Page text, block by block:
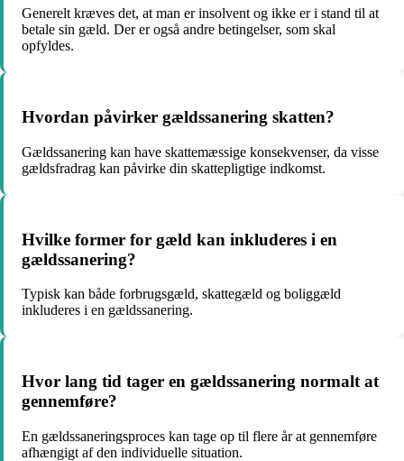
Generelt kræves det, at man er insolvent og ikke er i stand til at
betale sin gæld. Der er også andre betingelser, som skal
opfyldes.
Hvordan påvirker gældssanering skatten?
Gældssanering kan have skattemæssige konsekvenser, da visse
gældsfradrag kan påvirke din skattepligtige indkomst.
Hvilke former for gæld kan inkluderes i en
gældssanering?
Typisk kan både forbrugsgæld, skattegæld og boliggæld
inkluderes i en gældssanering.
Hvor lang tid tager en gældssanering normalt at
gennemføre?
En gældssaneringsproces kan tage op til flere år at gennemføre
afhængigt af den individuelle situation.